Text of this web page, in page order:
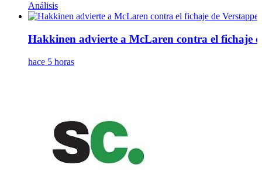
Análisis
Hakkinen advierte a McLaren contra el fichaje
hace 5 horas